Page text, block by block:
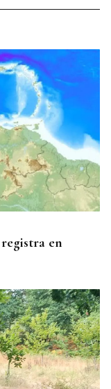
una colisión en
en